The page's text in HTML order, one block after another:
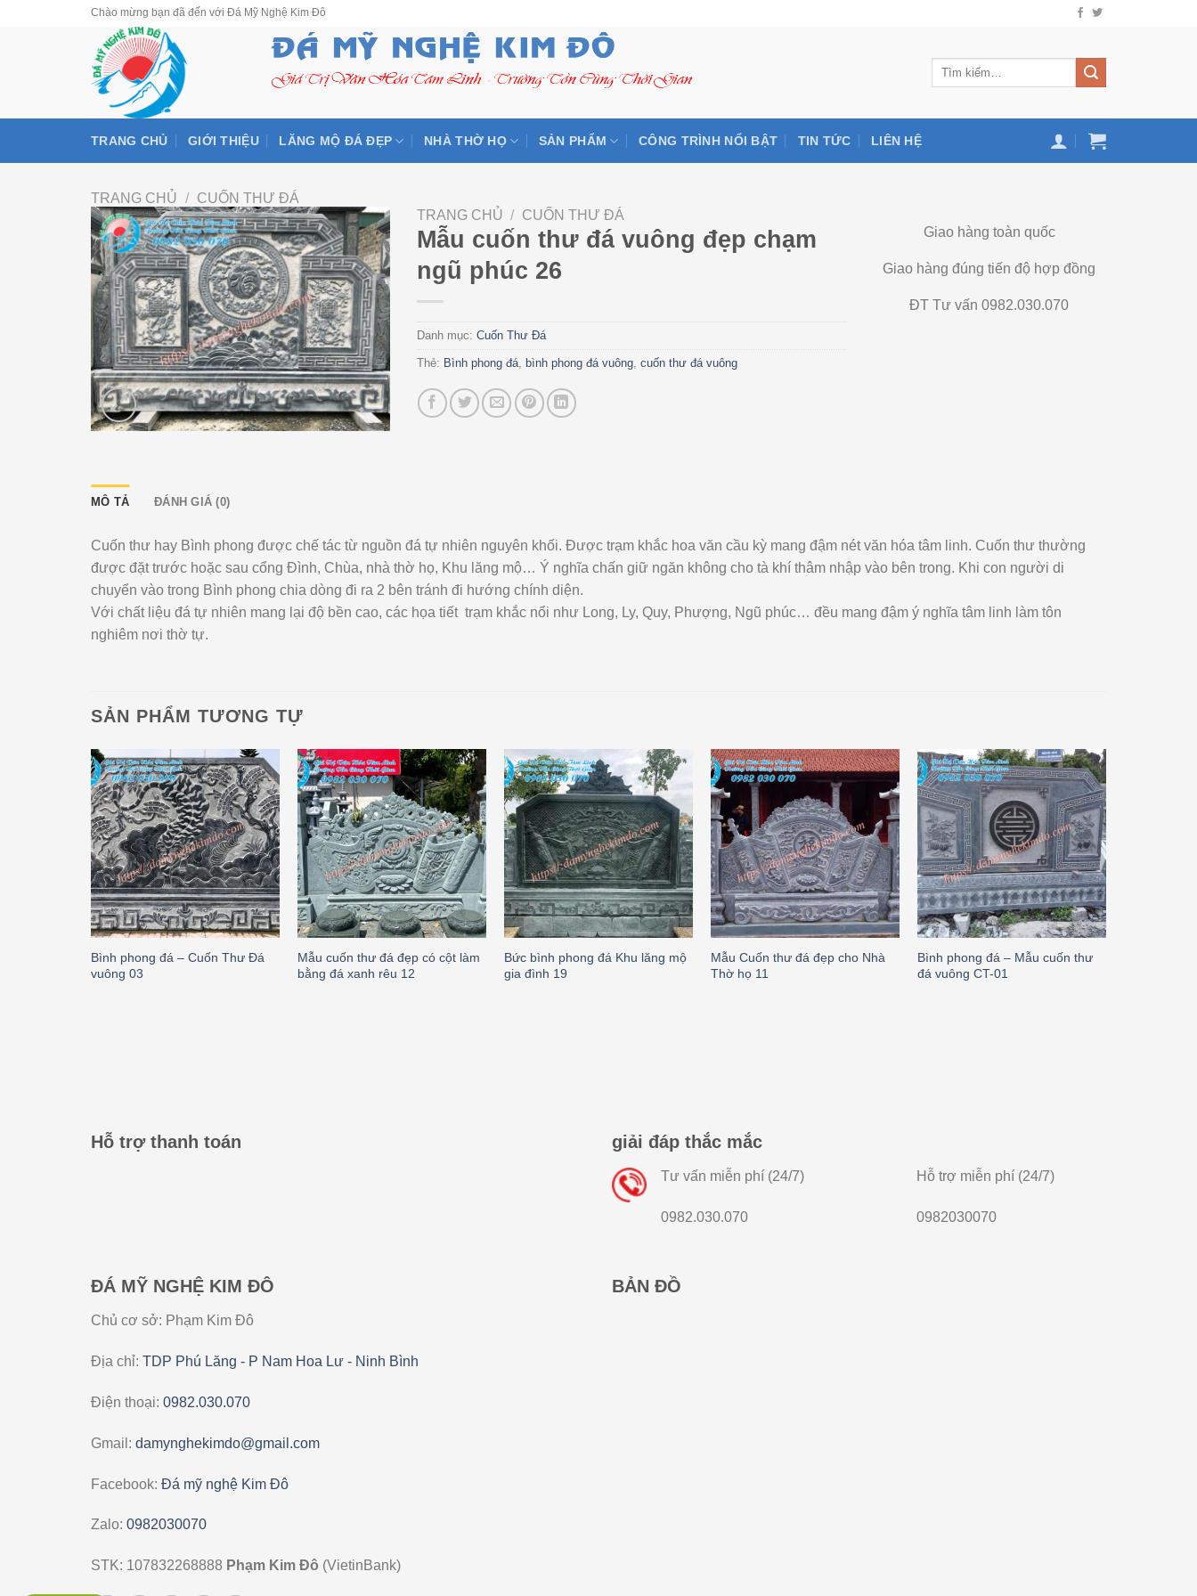
Chào mừng bạn đã đến với Đá Mỹ Nghệ Kim Đô
TRANG CHỦ GIỚI THIỆU LĂNG MỘ ĐÁ ĐẸP NHÀ THỜ HỌ SẢN PHẨM CÔNG TRÌNH NỔI BẬT TIN TỨC LIÊN HỆ
TRANG CHỦ /
CUỐN THƯ ĐÁ
TRANG CHỦ / CUỐN THƯ ĐÁ
Mẫu cuốn thư đá vuông đẹp chạm
ngũ phúc 26
Danh mục: Cuốn Thư Đá
Thẻ: Bình phong đá, bình phong đá vuông, cuốn thư đá vuông
Giao hàng toàn quốc
Giao hàng đúng tiến độ hợp đồng
ĐT Tư vấn 0982.030.070
MÔ TẢ ĐÁNH GIÁ (0)
Cuốn thư hay Bình phong được chế tác từ nguồn đá tự nhiên nguyên khối. Được trạm khắc hoa văn cầu kỳ mang đậm nét văn hóa tâm linh. Cuốn thư thường
được đặt trước hoặc sau cổng Đình, Chùa, nhà thờ họ, Khu lăng mộ… Ý nghĩa chấn giữ ngăn không cho tà khí thâm nhập vào bên trong. Khi con người di
chuyển vào trong Bình phong chia dòng đi ra 2 bên tránh đi hướng chính diện.
Với chất liệu đá tự nhiên mang lại độ bền cao, các họa tiết trạm khắc nổi như Long, Ly, Quy, Phượng, Ngũ phúc… đều mang đậm ý nghĩa tâm linh làm tôn
nghiêm nơi thờ tự.
SẢN PHẨM TƯƠNG TỰ
Bình phong đá – Cuốn Thư Đá
vuông 03
Mẫu cuốn thư đá đẹp có cột làm
bằng đá xanh rêu 12
Bức bình phong đá Khu lăng mộ
gia đình 19
Mẫu Cuốn thư đá đẹp cho Nhà
Thờ họ 11
Bình phong đá – Mẫu cuốn thư
đá vuông CT-01
Hỗ trợ thanh toán giải đáp thắc mắc
Tư vấn miễn phí (24/7)
0982.030.070
Hỗ trợ miễn phí (24/7)
0982030070
ĐÁ MỸ NGHỆ KIM ĐÔ
Chủ cơ sở: Phạm Kim Đô
Địa chỉ: TDP Phú Lăng - P Nam Hoa Lư - Ninh Bình
Điện thoại: 0982.030.070
Gmail: damynghekimdo@gmail.com
Facebook: Đá mỹ nghệ Kim Đô
Zalo: 0982030070
STK: 107832268888 Phạm Kim Đô (VietinBank)
BẢN ĐỒ